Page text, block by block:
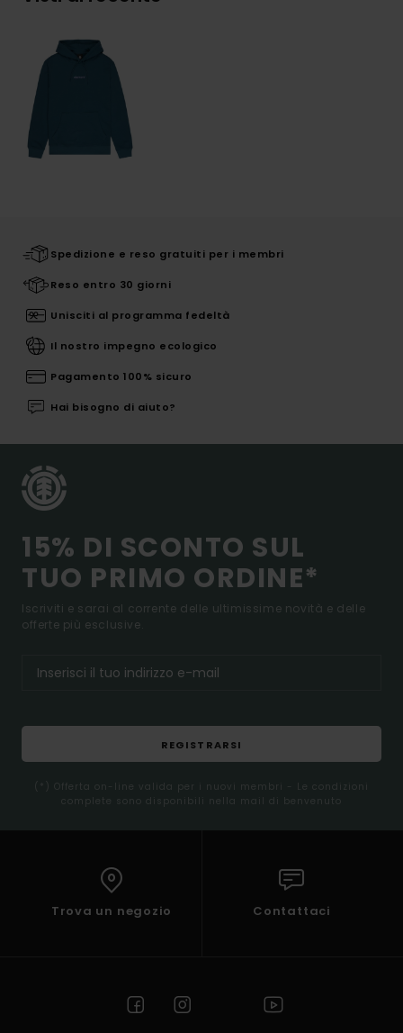
Spedizione e reso gratuiti per i membri
Reso entro 30 giorni
Unisciti al programma fedeltà
Il nostro impegno ecologico
Pagamento 100% sicuro
Hai bisogno di aiuto?
15% DI SCONTO SUL
TUO PRIMO ORDINE*
Iscriviti e sarai al corrente delle ultimissime novità e delle
offerte più esclusive.
REGISTRARSI
(*) Offerta on-line valida per i nuovi membri - Le condizioni
complete sono disponibili nella mail di benvenuto
Trova un negozio Contattaci